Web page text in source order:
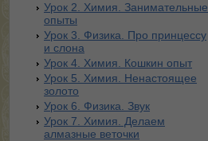
Урок 2. Химия. Занимательные
опыты
Урок 3. Физика. Про принцессу
и слона
Урок 4. Химия. Кошкин опыт
Урок 5. Химия. Ненастоящее
золото
Урок 6. Физика. Звук
Урок 7. Химия. Делаем
алмазные веточки